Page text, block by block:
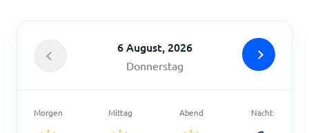
6 August, 2026
Donnerstag
Morgen Mittag Abend Nacht